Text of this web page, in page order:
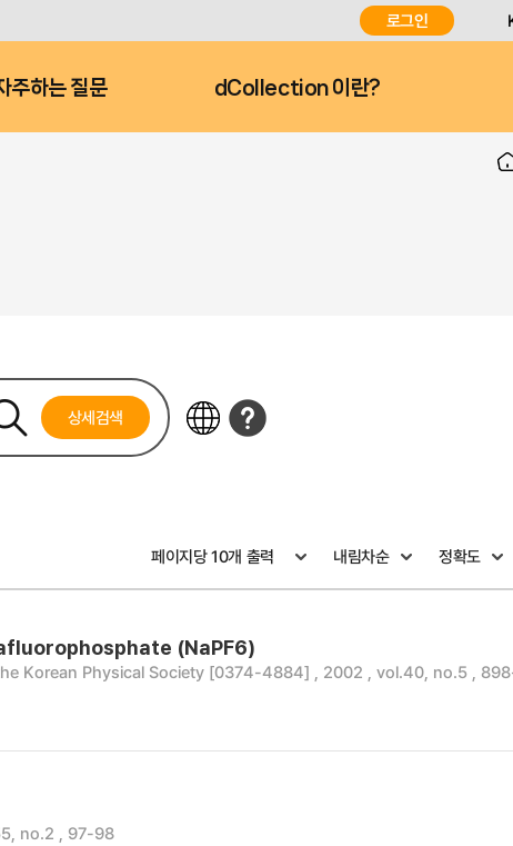
로그인
주하는 질문 dCollection 이란?
상세검색
(NaPF6)
Korean Physical Society [0374-4884] , 2002 , vol.40, no.5 ,
no.2 , 97-98